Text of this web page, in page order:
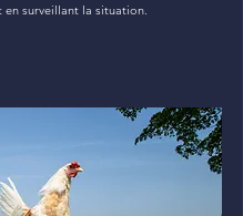
surveillant la situation.